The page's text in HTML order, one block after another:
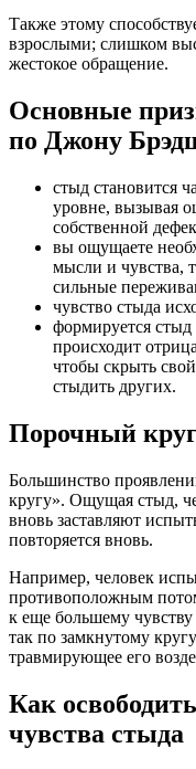
Также этому
взрослыми; слишком
жестокое обращение.
Основные
по Джону
стыд становится
уровне, вызывая
собственной
вы ощущаете
мысли и чувства,
сильные
чувство стыда
формируется
происходит
чтобы скрыть
стыдить других.
Порочный
Большинство
кругу». Ощущая стыд,
вновь заставляют
повторяется вновь.
Например, человек
противоположным
к еще большему
так по замкнутому
травмирующее его
Как
чувства стыда